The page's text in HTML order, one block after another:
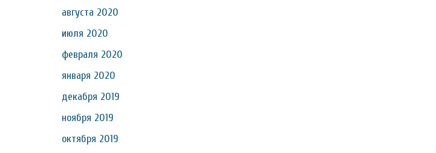
августа 2020
июля 2020
февраля 2020
января 2020
декабря 2019
ноября 2019
октября 2019